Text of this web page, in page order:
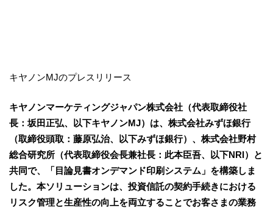
キヤノンMJのプレスリリース
キヤノンマーケティングジャパン株式会社（代表取締役社
長：坂田正弘、以下キヤノンMJ）は、株式会社みずほ銀行
（取締役頭取：藤原弘治、以下みずほ銀行）、株式会社野村
総合研究所（代表取締役会長兼社長：此本臣吾、以下NRI）と
共同で、「目論見書オンデマンド印刷システム」を構築しま
した。本ソリューションは、投資信託の契約手続きにおける
リスク管理と生産性の向上を両立することでお客さまの業務